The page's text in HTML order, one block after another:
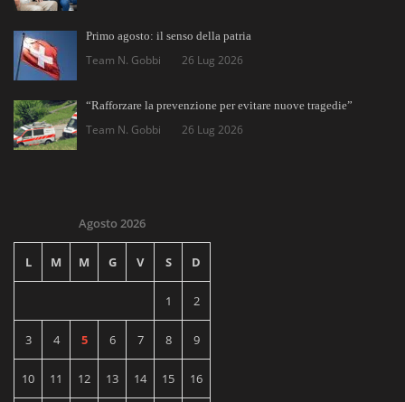
Primo agosto: il senso della patria
Team N. Gobbi 26 Lug 2026
“Rafforzare la prevenzione per evitare nuove tragedie”
Team N. Gobbi 26 Lug 2026
Agosto 2026
L M M G V S D
1 2
3 4 5 6 7 8 9
10 11 12 13 14 15 16